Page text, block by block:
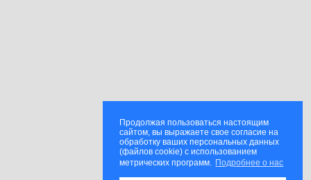
Продолжая пользоваться настоящим
сайтом, вы выражаете свое согласие на
обработку ваших персональных данных
(файлов cookie) с использованием
метрических программ. Подробнее о нас